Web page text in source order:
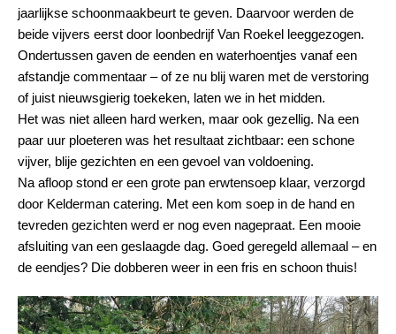
jaarlijkse schoonmaakbeurt te geven. Daarvoor werden de
beide vijvers eerst door loonbedrijf Van Roekel leeggezogen.
Ondertussen gaven de eenden en waterhoentjes vanaf een
afstandje commentaar – of ze nu blij waren met de verstoring
of juist nieuwsgierig toekeken, laten we in het midden.
Het was niet alleen hard werken, maar ook gezellig. Na een
paar uur ploeteren was het resultaat zichtbaar: een schone
vijver, blije gezichten en een gevoel van voldoening.
Na afloop stond er een grote pan erwtensoep klaar, verzorgd
door Kelderman catering. Met een kom soep in de hand en
tevreden gezichten werd er nog even nagepraat. Een mooie
afsluiting van een geslaagde dag. Goed geregeld allemaal – en
de eendjes? Die dobberen weer in een fris en schoon thuis!